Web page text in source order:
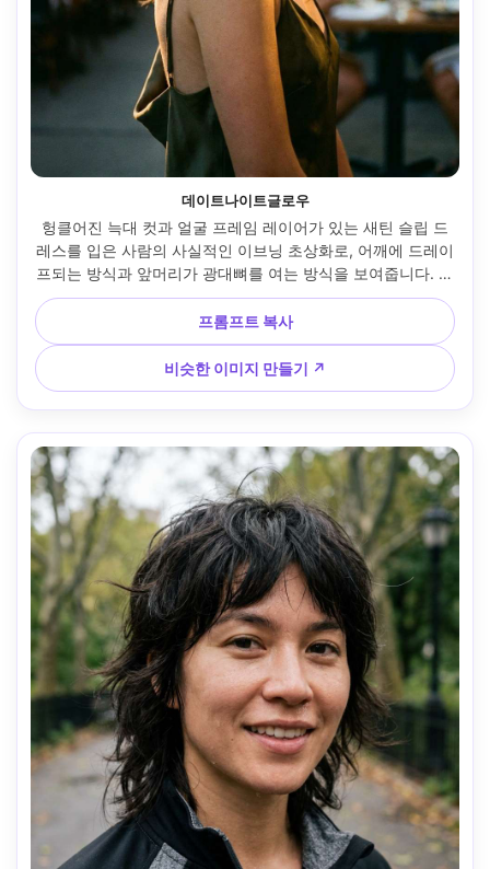
데이트나이트글로우
헝클어진 늑대 컷과 얼굴 프레임 레이어가 있는 새틴 슬립 드
레스를 입은 사람의 사실적인 이브닝 초상화로, 어깨에 드레이
프되는 방식과 앞머리가 광대뼈를 여는 방식을 보여줍니다. 부
드러운 림 조명이 있는 따뜻한 레스토랑 파티오 조명, 소니
A7R V, 85mm f/1.4, 클로즈업, 로맨틱한 분위기, 편집적 사실
주의, 자연스러운 그림자, 높은 디테일, 프레임에 자연스럽게
드레이핑된 의류 --ar 4:5
프롬프트 복사
비슷한 이미지 만들기 ↗